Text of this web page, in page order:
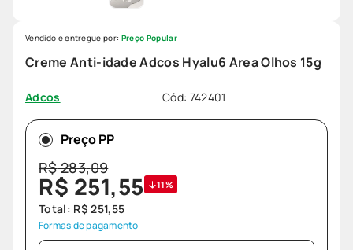
Creme Anti-idade Adcos Hyalu6 Area Olhos 15g
Adcos Cód: 742401
Vendido e entregue por: Preço Popular
Preço PP
R$283,09
R$ 251,55 11%
Total: R$ 251,55
Formas de pagamento